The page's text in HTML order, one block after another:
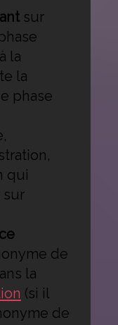
sur
la
la
phase
qui
sur
de
la
(si il
de